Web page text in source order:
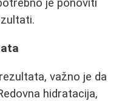
je ponoviti
važno je da
hidratacija,